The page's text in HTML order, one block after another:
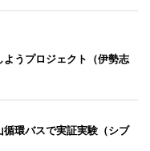
うプロジェクト（伊勢志
環バスで実証実験（シブ